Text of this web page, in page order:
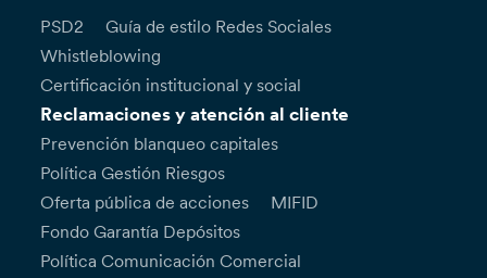
PSD2
Guía de estilo Redes Sociales
Whistleblowing
Certificación institucional y social
Reclamaciones y atención al cliente
Prevención blanqueo capitales
Política Gestión Riesgos
Oferta pública de acciones
MIFID
Fondo Garantía Depósitos
Política Comunicación Comercial